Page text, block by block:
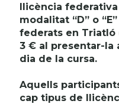
llicència
modalitat “D” o
federats en Triatló
3 € al presentar-la
dia de la cursa.
Aquells
cap tipus de